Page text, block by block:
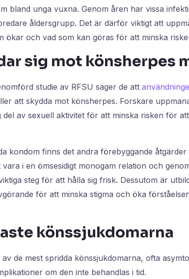
bland unga vuxna. Genom åren har vissa
åldersgrupp. Det är därför viktigt att
ökar och vad som kan göras för att minska
sig mot könsherpes
studie av RFSU säger de att
att skydda mot könsherpes. Forskare
del av sexuell aktivitet för att minska risken för
kondom finns det andra förebyggande
i en ömsesidigt monogam relation och
steg för att hålla sig frisk. Dessutom är
för att minska stigma och öka
könssjukdomarna
av de mest spridda könssjukdomarna, ofta
om den inte behandlas i tid.